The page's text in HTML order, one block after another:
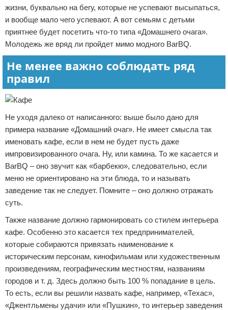
жизни, буквально на бегу, которые не успевают высыпаться,
и вообще мало чего успевают. А вот семьям с детьми
приятнее будет посетить что-то типа «Домашнего очага».
Молодежь же вряд ли пройдет мимо модного BarBQ.
Не менее важно соблюдать ряд
правил
Не уходя далеко от написанного: выше было дано для
примера название «Домашний очаг». Не имеет смысла так
именовать кафе, если в нем не будет пусть даже
импровизированного очага. Ну, или камина. То же касается и
BarBQ – оно звучит как «барбекю», следовательно, если
меню не ориентировано на эти блюда, то и называть
заведение так не следует. Помните – оно должно отражать
суть.
Также название должно гармонировать со стилем интерьера
кафе. Особенно это касается тех предпринимателей,
которые собираются привязать наименование к
историческим персонам, кинофильмам или художественным
произведениям, географическим местностям, названиям
городов и т. д. Здесь должно быть 100 % попадание в цель.
То есть, если вы решили назвать кафе, например, «Техас»,
«Джентльмены удачи» или «Пушкин», то интерьер заведения